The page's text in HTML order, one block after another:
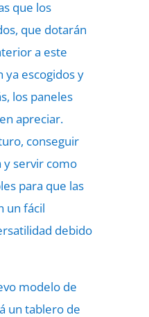
que los
que dotarán
a este
ya escogidos y
los paneles
apreciar.
conseguir
y servir como
para que las
un fácil
debido
modelo de
un tablero de